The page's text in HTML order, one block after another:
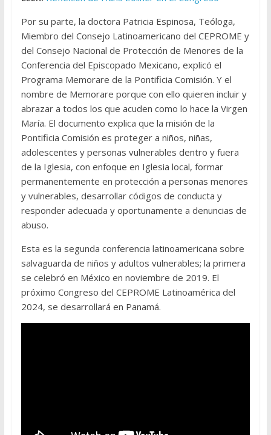
Por su parte, la doctora Patricia Espinosa, Teóloga,
Miembro del Consejo Latinoamericano del CEPROME y
del Consejo Nacional de Protección de Menores de la
Conferencia del Episcopado Mexicano, explicó el
Programa Memorare de la Pontificia Comisión. Y el
nombre de Memorare porque con ello quieren incluir y
abrazar a todos los que acuden como lo hace la Virgen
María. El documento explica que la misión de la
Pontificia Comisión es proteger a niños, niñas,
adolescentes y personas vulnerables dentro y fuera
de la Iglesia, con enfoque en Iglesia local, formar
permanentemente en protección a personas menores
y vulnerables, desarrollar códigos de conducta y
responder adecuada y oportunamente a denuncias de
abuso.
Esta es la segunda conferencia latinoamericana sobre
salvaguarda de niños y adultos vulnerables; la primera
se celebró en México en noviembre de 2019. El
próximo Congreso del CEPROME Latinoamérica del
2024, se desarrollará en Panamá.